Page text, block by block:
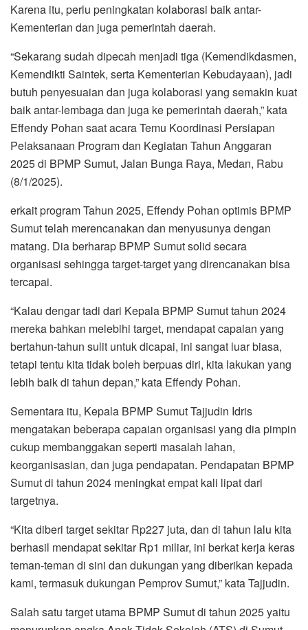
Karena itu, perlu peningkatan kolaborasi baik antar-
Kementerian dan juga pemerintah daerah.
“Sekarang sudah dipecah menjadi tiga (Kemendikdasmen,
Kemendikti Saintek, serta Kementerian Kebudayaan), jadi
butuh penyesuaian dan juga kolaborasi yang semakin kuat
baik antar-lembaga dan juga ke pemerintah daerah,” kata
Effendy Pohan saat acara Temu Koordinasi Persiapan
Pelaksanaan Program dan Kegiatan Tahun Anggaran
2025 di BPMP Sumut, Jalan Bunga Raya, Medan, Rabu
(8/1/2025).
erkait program Tahun 2025, Effendy Pohan optimis BPMP
Sumut telah merencanakan dan menyusunya dengan
matang. Dia berharap BPMP Sumut solid secara
organisasi sehingga target-target yang direncanakan bisa
tercapai.
“Kalau dengar tadi dari Kepala BPMP Sumut tahun 2024
mereka bahkan melebihi target, mendapat capaian yang
bertahun-tahun sulit untuk dicapai, ini sangat luar biasa,
tetapi tentu kita tidak boleh berpuas diri, kita lakukan yang
lebih baik di tahun depan,” kata Effendy Pohan.
Sementara itu, Kepala BPMP Sumut Tajjudin Idris
mengatakan beberapa capaian organisasi yang dia pimpin
cukup membanggakan seperti masalah lahan,
keorganisasian, dan juga pendapatan. Pendapatan BPMP
Sumut di tahun 2024 meningkat empat kali lipat dari
targetnya.
“Kita diberi target sekitar Rp227 juta, dan di tahun lalu kita
berhasil mendapat sekitar Rp1 miliar, ini berkat kerja keras
teman-teman di sini dan dukungan yang diberikan kepada
kami, termasuk dukungan Pemprov Sumut,” kata Tajjudin.
Salah satu target utama BPMP Sumut di tahun 2025 yaitu